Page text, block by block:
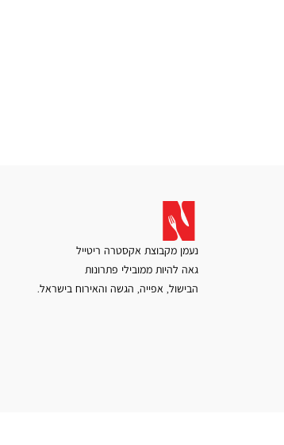
נעמן מקבוצת אקסטרה ריטייל
גאה להיות ממובילי פתרונות
הבישול, אפייה, הגשה והאירוח בישראל.